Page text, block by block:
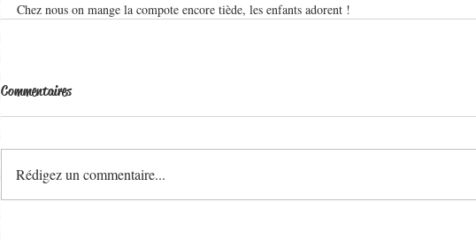
Chez nous on mange la compote encore tiède, les enfants adorent !
Commentaires
Rédigez un commentaire...